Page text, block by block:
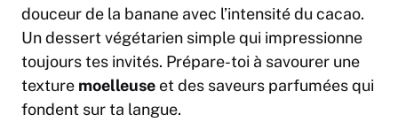
douceur de la banane avec l’intensité du cacao.
Un dessert végétarien simple qui impressionne
toujours tes invités. Prépare-toi à savourer une
texture moelleuse et des saveurs parfumées qui
fondent sur ta langue.